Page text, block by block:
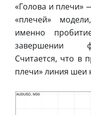
«Голова и плечи»
«плечей»
именно
завершении
Считается, что в
плечи» линия шеи